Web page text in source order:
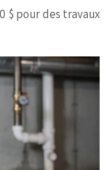
$ pour des travaux